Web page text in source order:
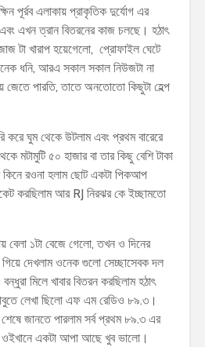
পূর্রব এলাকায় প্রাকৃতিক দুর্যোগ এর
এখন ত্রান বিতরনের কাজ চলছে। হঠাৎ
টা খারাপ হয়েগেলো, প্রোফাইল ঘেটে
ধনি, আরএ সকাল সকাল নিউজটা না
জেতে পারতি, তাতে অনতোতো কিছুটা হেল্প
করে ঘুম থেকে উটলাম এবং প্রথম বারেরে
মটামুটি ৫০ হাজার বা তার কিছু বেশি টাকা
কিনে রওনা হলাম ছোট একটা পিকআপ
করছিলাম আর RJ নিরঝর কে ইচ্ছামতো
বেলা ১টা বেজে গেলো, তখন ও দিনের
দেখলাম ওনেক গুলো সেচ্ছাসেবক দল
মিলে খাবার বিতরন করছিলাম হঠাৎ
লেখা ছিলো এফ এম রেডিও ৮৯.৩।
জানতে পারলাম সর্ব প্রথম ৮৯.৩ এর
একটা আপা আছে খুব ভালো।